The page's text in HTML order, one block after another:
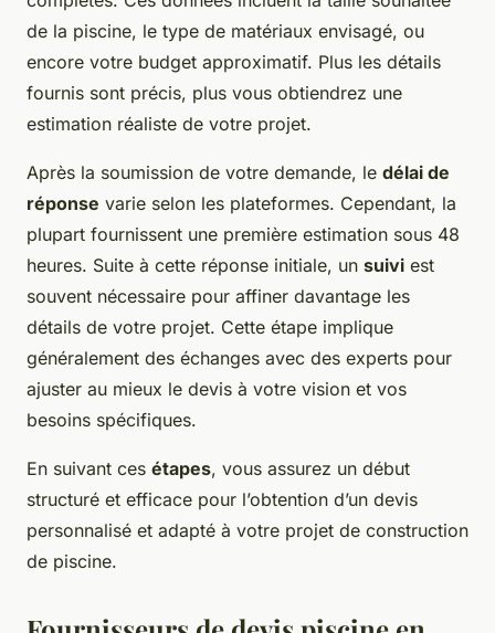
de la piscine, le type de matériaux envisagé, ou
encore votre budget approximatif. Plus les détails
fournis sont précis, plus vous obtiendrez une
estimation réaliste de votre projet.
Après la soumission de votre demande, le délai de
réponse varie selon les plateformes. Cependant, la
plupart fournissent une première estimation sous 48
heures. Suite à cette réponse initiale, un suivi est
souvent nécessaire pour affiner davantage les
détails de votre projet. Cette étape implique
généralement des échanges avec des experts pour
ajuster au mieux le devis à votre vision et vos
besoins spécifiques.
En suivant ces étapes, vous assurez un début
structuré et efficace pour l’obtention d’un devis
personnalisé et adapté à votre projet de construction
de piscine.